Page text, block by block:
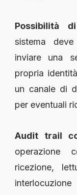
Possibilità
sistema
inviare una
propria
un canale di
per eventuali
Audit trail
operazione
ricezione,